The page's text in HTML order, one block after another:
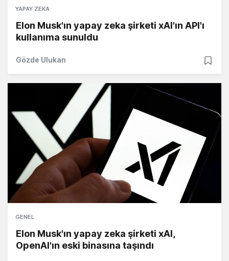
YAPAY ZEKA
Elon Musk'ın yapay zeka şirketi xAI'ın API'ı
kullanıma sunuldu
Gözde Ulukan
GENEL
Elon Musk'ın yapay zeka şirketi xAI,
OpenAI'ın eski binasına taşındı